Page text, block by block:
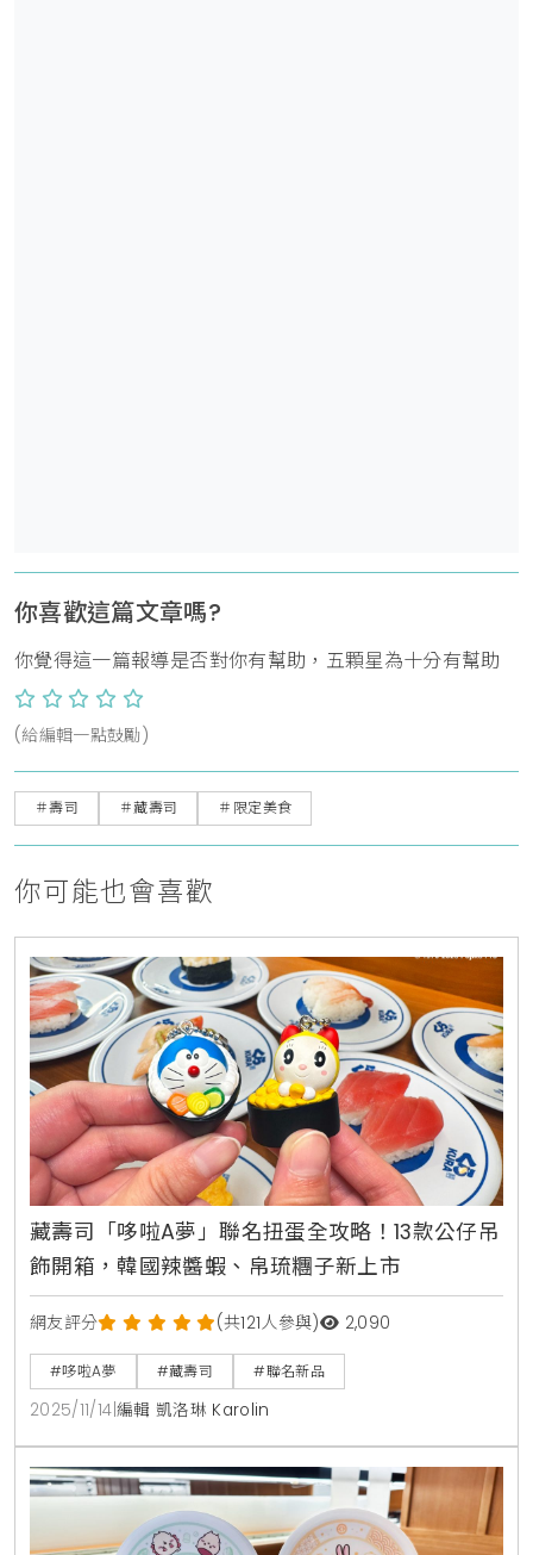
你喜歡這篇文章嗎?
你覺得這一篇報導是否對你有幫助，五顆星為十分有幫助
(給編輯一點鼓勵)
＃壽司 ＃藏壽司 ＃限定美食
你可能也會喜歡
藏壽司「哆啦A夢」聯名扭蛋全攻略！13款公仔吊
飾開箱，韓國辣醬蝦、帛琉糰子新上市
網友評分 (共121人參與) 2,090
#哆啦A夢 #藏壽司 #聯名新品
2025/11/14 編輯 凱洛琳 Karolin